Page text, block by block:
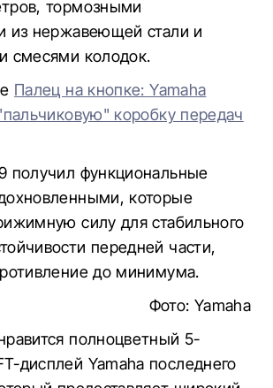
тормозными
из нержавеющей стали и
смесями колодок.
Палец на кнопке: Yamaha
коробку передач
получил функциональные
которые
силу для стабильного
передней части,
до минимума.
Фото: Yamaha
полноцветный 5-
дисплей Yamaha последнего